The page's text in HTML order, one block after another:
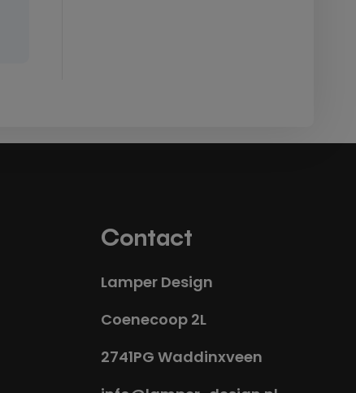
Contact
Lamper Design
Coenecoop 2L
2741PG Waddinxveen